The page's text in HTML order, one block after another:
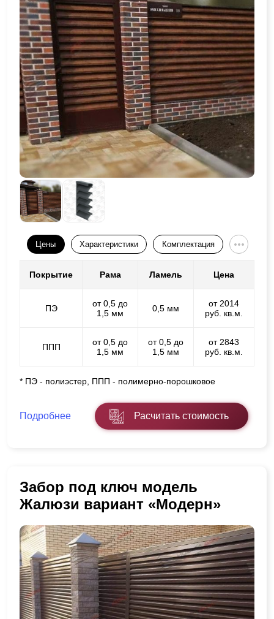
Цены Характеристики Комплектация
Покрытие Рама Ламель Цена
ПЭ
от 0,5 до
1,5 мм
0,5 мм
от 2014
руб. кв.м.
ППП
от 0,5 до
1,5 мм
от 0,5 до
1,5 мм
от 2843
руб. кв.м.
* ПЭ - полиэстер, ППП - полимерно-порошковое
Подробнее Расчитать стоимость
Забор под ключ модель
Жалюзи вариант «Модерн»